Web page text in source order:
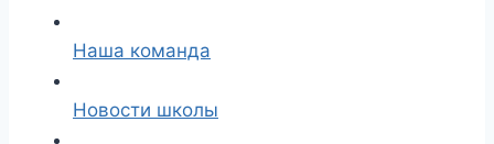
Наша команда
Новости школы